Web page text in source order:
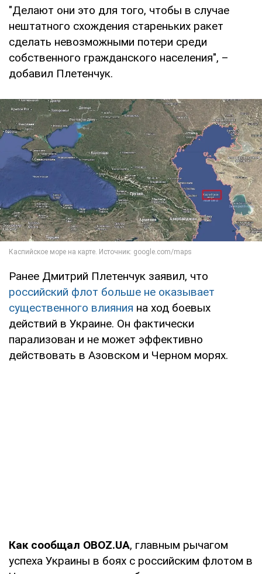
"Делают они это для того, чтобы в случае
нештатного схождения стареньких ракет
сделать невозможными потери среди
собственного гражданского населения", –
добавил Плетенчук.
Ранее Дмитрий Плетенчук заявил, что
российский флот больше не оказывает
существенного влияния на ход боевых
действий в Украине. Он фактически
парализован и не может эффективно
действовать в Азовском и Черном морях.
Как сообщал OBOZ.UA, главным рычагом
успеха Украины в боях с российским флотом в